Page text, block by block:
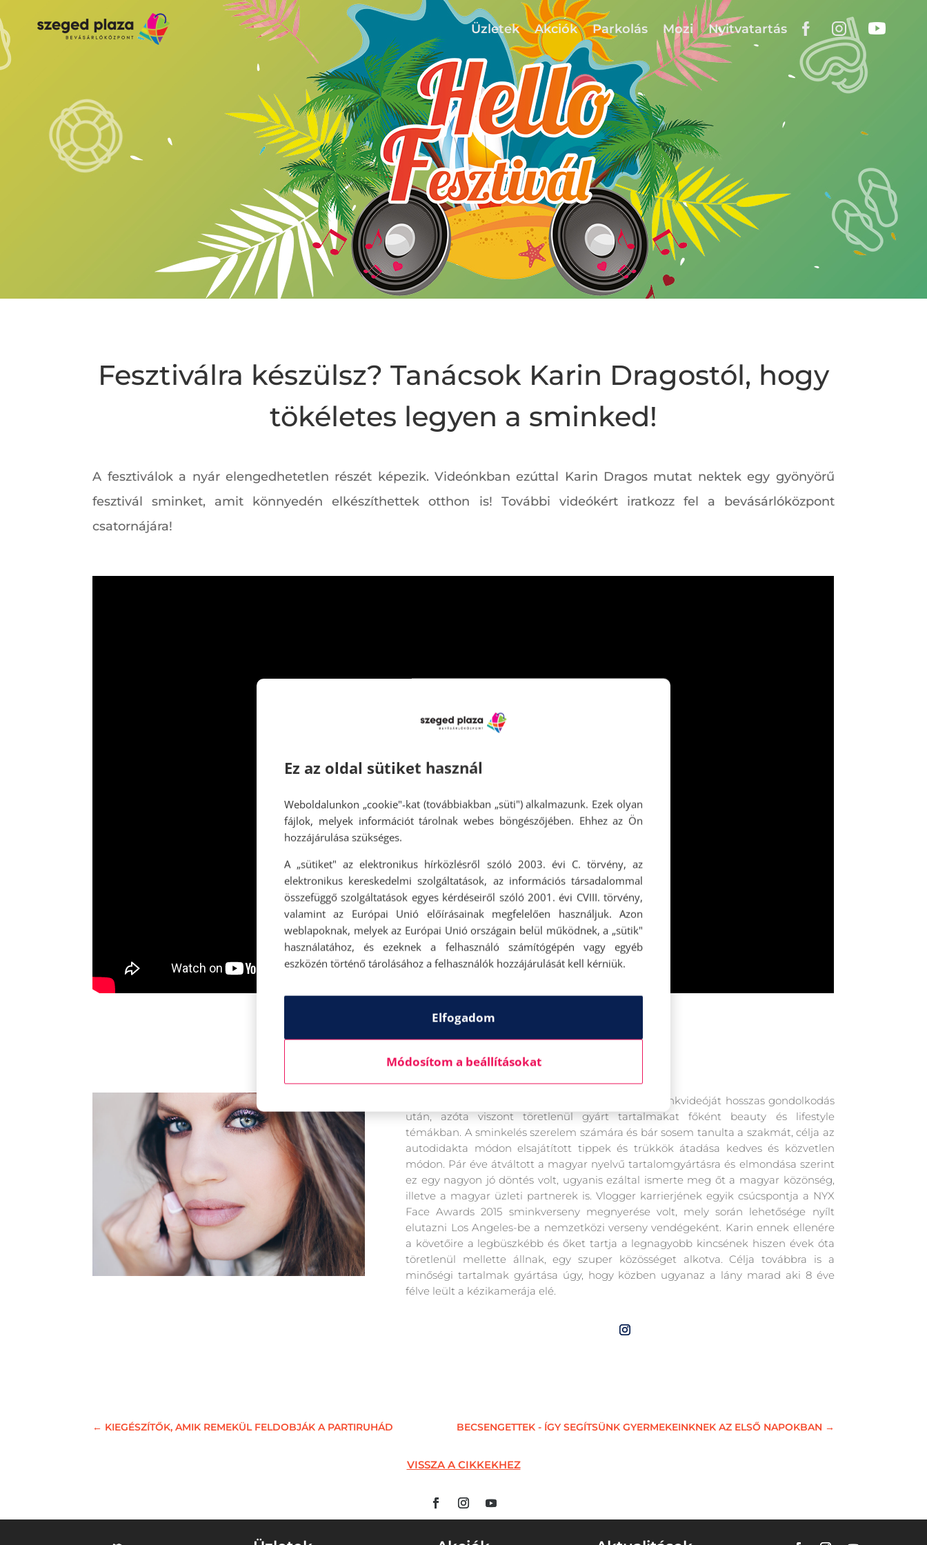
Üzletek Akciók Parkolás Mozi Nyitvatartás
Fesztiválra készülsz? Tanácsok Karin Dragostól, hogy
tökéletes legyen a sminked!
A fesztiválok a nyár elengedhetetlen részét képezik. Videónkban ezúttal Karin Dragos mutat nektek egy gyönyörű
fesztivál sminket, amit könnyedén elkészíthettek otthon is! További videókért iratkozz fel a bevásárlóközpont
csatornájára!
Karin Dragosról
Karin 2013 őszén tette közzé első angol nyelvű sminkvideóját hosszas gondolkodás
után, azóta viszont töretlenül gyárt tartalmakat főként beauty és lifestyle
témákban. A sminkelés szerelem számára és bár sosem tanulta a szakmát, célja az
autodidakta módon elsajátított tippek és trükkök átadása kedves és közvetlen
módon. Pár éve átváltott a magyar nyelvű tartalomgyártásra és elmondása szerint
ez egy nagyon jó döntés volt, ugyanis ezáltal ismerte meg őt a magyar közönség,
illetve a magyar üzleti partnerek is. Vlogger karrierjének egyik csúcspontja a NYX
Face Awards 2015 sminkverseny megnyerése volt, mely során lehetősége nyílt
elutazni Los Angeles-be a nemzetközi verseny vendégeként. Karin ennek ellenére
a követőire a legbüszkébb és őket tartja a legnagyobb kincsének hiszen évek óta
töretlenül mellette állnak, egy szuper közösséget alkotva. Célja továbbra is a
minőségi tartalmak gyártása úgy, hogy közben ugyanaz a lány marad aki 8 éve
félve leült a kézikamerája elé.
← KIEGÉSZÍTŐK, AMIK REMEKÜL FELDOBJÁK A PARTIRUHÁD BECSENGETTEK - ÍGY SEGÍTSÜNK GYERMEKEINKNEK AZ ELSŐ NAPOKBAN →
VISSZA A CIKKEKHEZ
Ez az oldal sütiket használ
Weboldalunkon „cookie"-kat (továbbiakban „süti") alkalmazunk. Ezek olyan
fájlok, melyek információt tárolnak webes böngészőjében. Ehhez az Ön
hozzájárulása szükséges.
A „sütiket" az elektronikus hírközlésről szóló 2003. évi C. törvény, az
elektronikus kereskedelmi szolgáltatások, az információs társadalommal
összefüggő szolgáltatások egyes kérdéseiről szóló 2001. évi CVIII. törvény,
valamint az Európai Unió előírásainak megfelelően használjuk. Azon
weblapoknak, melyek az Európai Unió országain belül működnek, a „sütik"
használatához, és ezeknek a felhasználó számítógépén vagy egyéb
eszközén történő tárolásához a felhasználók hozzájárulását kell kérniük.
Elfogadom
Módosítom a beállításokat